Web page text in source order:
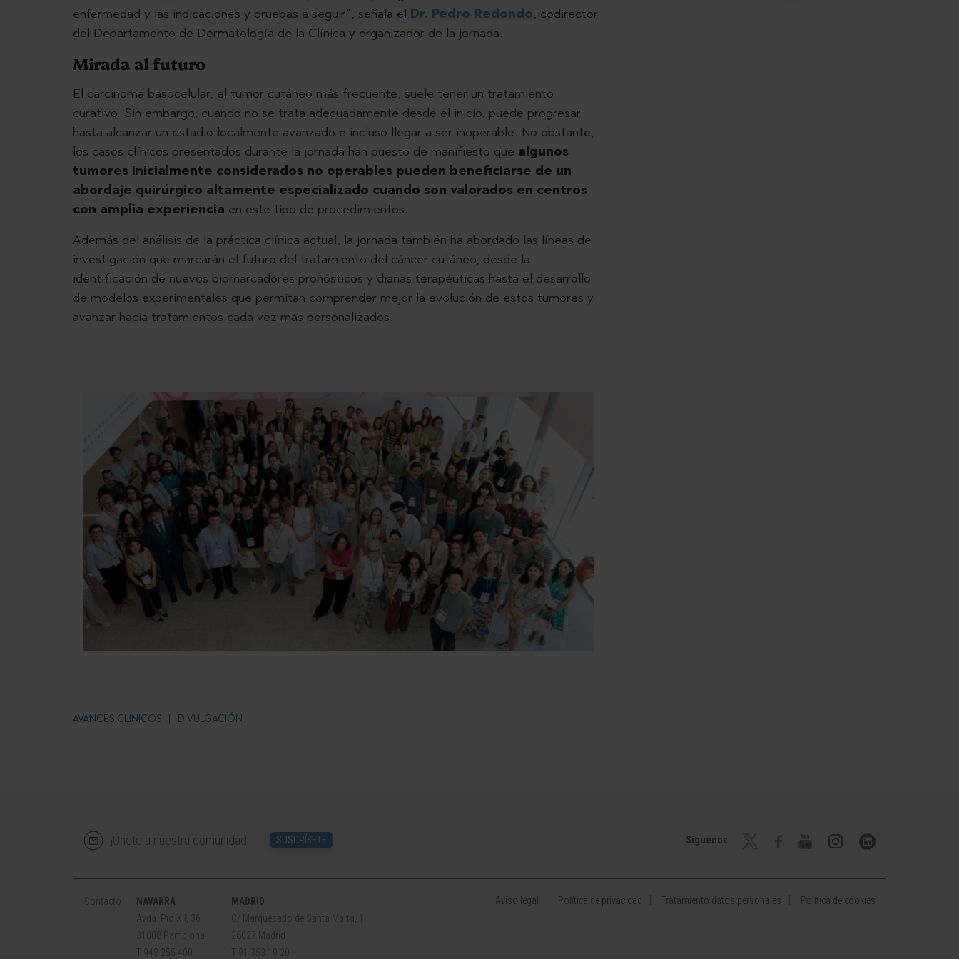
enfermedad y las indicaciones y pruebas a seguir”, señala el Dr. Pedro Redondo, codirector
del Departamento de Dermatología de la Clínica y organizador de la jornada.
Mirada al futuro
El carcinoma basocelular, el tumor cutáneo más frecuente, suele tener un tratamiento
curativo. Sin embargo, cuando no se trata adecuadamente desde el inicio, puede progresar
hasta alcanzar un estadio localmente avanzado e incluso llegar a ser inoperable. No obstante,
los casos clínicos presentados durante la jornada han puesto de manifiesto que algunos
tumores inicialmente considerados no operables pueden beneficiarse de un
abordaje quirúrgico altamente especializado cuando son valorados en centros
con amplia experiencia en este tipo de procedimientos.
Además del análisis de la práctica clínica actual, la jornada también ha abordado las líneas de
investigación que marcarán el futuro del tratamiento del cáncer cutáneo, desde la
identificación de nuevos biomarcadores pronósticos y dianas terapéuticas hasta el desarrollo
de modelos experimentales que permitan comprender mejor la evolución de estos tumores y
avanzar hacia tratamientos cada vez más personalizados.
AVANCES CLÍNICOS DIVULGACIÓN
¡Únete a nuestra comunidad! SUSCRÍBETE Síguenos
Contacto
NAVARRA
Avda. Pío XII, 36
31008 Pamplona
T 948 255 400
MADRID
C/ Marquesado de Santa Marta, 1
28027 Madrid
T 91 353 19 20
Aviso legal Política de privacidad Tratamiento datos personales Política de cookies